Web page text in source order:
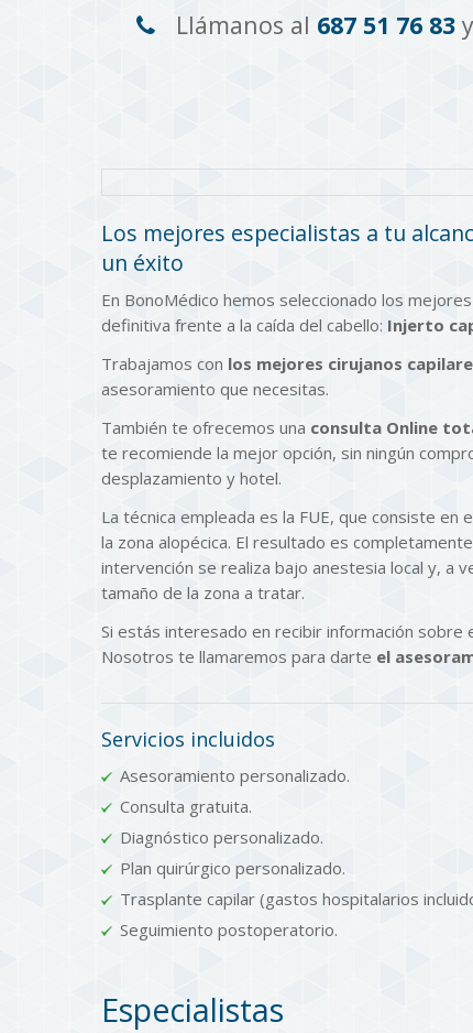
Llámanos al 687 51 76 83
Los mejores especialistas a tu
un éxito
En BonoMédico hemos seleccionado los
definitiva frente a la caída del cabello: Injerto
Trabajamos con los mejores cirujanos
asesoramiento que necesitas.
También te ofrecemos una consulta Online
te recomiende la mejor opción, sin ningún
desplazamiento y hotel.
La técnica empleada es la FUE, que consiste
la zona alopécica. El resultado es
intervención se realiza bajo anestesia local y, a
tamaño de la zona a tratar.
Si estás interesado en recibir información
Nosotros te llamaremos para darte el
Servicios incluidos
Asesoramiento personalizado.
Consulta gratuita.
Diagnóstico personalizado.
Plan quirúrgico personalizado.
Trasplante capilar (gastos hospitalarios
Seguimiento postoperatorio.
Especialistas